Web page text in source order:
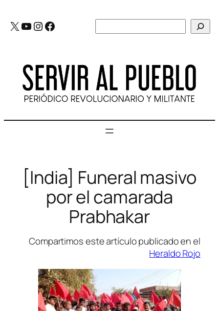
contenido
X YouTube
Instagram
Facebook
[India] Funeral masivo
por el camarada
Prabhakar
Compartimos este artículo publicado en el
Heraldo Rojo